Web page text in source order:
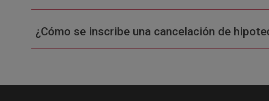
¿Cómo se inscribe una cancelación de